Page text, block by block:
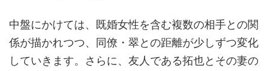
中盤にかけては、既婚女性を含む複数の相手との関
係が描かれつつ、同僚・翠との距離が少しずつ変化
していきます。さらに、友人である拓也とその妻の